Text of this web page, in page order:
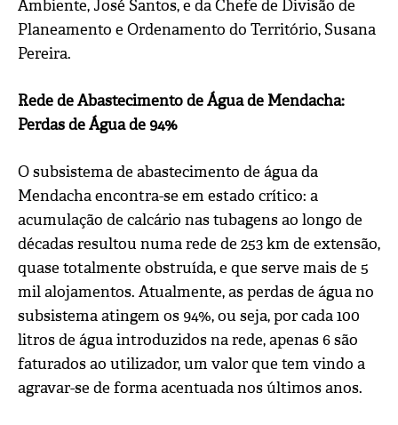
Ambiente, José Santos, e da Chefe de Divisão de
Planeamento e Ordenamento do Território, Susana
Pereira.
Rede de Abastecimento de Água de Mendacha:
Perdas de Água de 94%
O subsistema de abastecimento de água da
Mendacha encontra-se em estado crítico: a
acumulação de calcário nas tubagens ao longo de
décadas resultou numa rede de 253 km de extensão,
quase totalmente obstruída, e que serve mais de 5
mil alojamentos. Atualmente, as perdas de água no
subsistema atingem os 94%, ou seja, por cada 100
litros de água introduzidos na rede, apenas 6 são
faturados ao utilizador, um valor que tem vindo a
agravar-se de forma acentuada nos últimos anos.